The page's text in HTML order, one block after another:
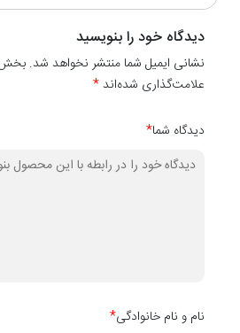
دو ضخامت 3/7 و 2/
های مختلفی قابل اجرا هستند.
دیدگاه خود را بنویسید
نشانی ایمیل شما منتشر نخواهد شد.
علامت‌گذاری شده‌اند*
دیدگاه شما*
نام و نام خانوادگی*